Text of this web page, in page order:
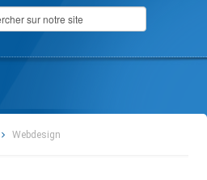
Webdesign